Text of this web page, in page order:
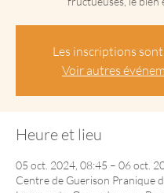
Les inscriptions
Voir autres
Heure et lieu
05 oct. 2024, 08:45 – 06 oct.
Centre de Guerison Pranique